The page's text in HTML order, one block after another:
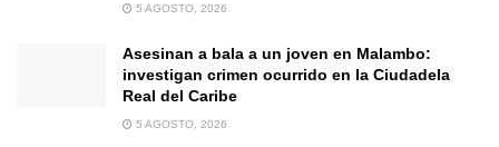
5 AGOSTO, 2026
Asesinan a bala a un joven en Malambo:
investigan crimen ocurrido en la Ciudadela
Real del Caribe
5 AGOSTO, 2026